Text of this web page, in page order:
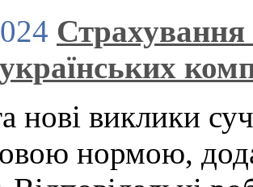
Страхування
нові виклики
нормою,